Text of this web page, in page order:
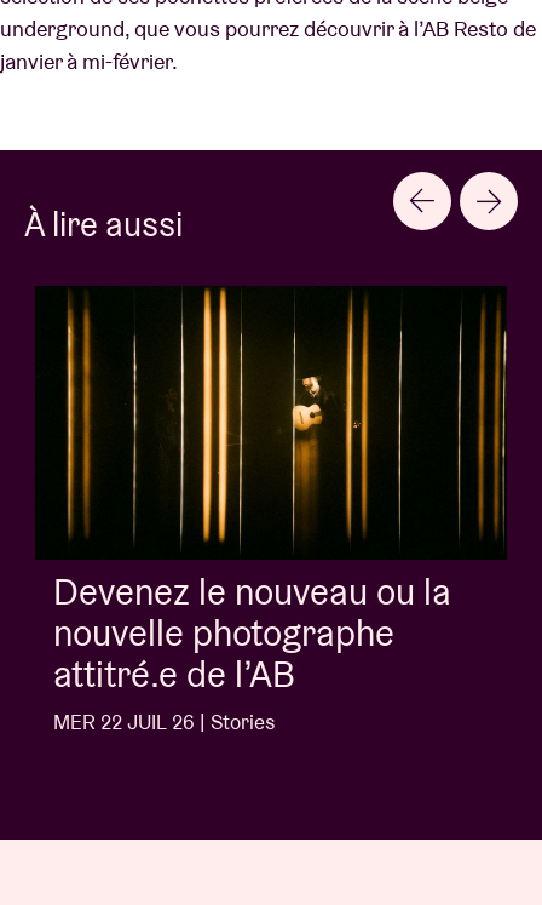
underground, que vous pourrez découvrir à l’AB Resto de
janvier à mi-février.
À lire aussi
Devenez le nouveau ou la
nouvelle photographe
attitré.e de l’AB
MER 22 JUIL 26 | Stories